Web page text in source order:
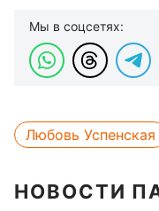
Мы в соцсетях:
Любовь Успенская
НОВОСТИ